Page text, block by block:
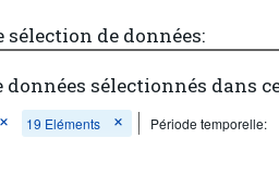
de données:
données sélectionnés dans
19 Eléments
Période temporelle: